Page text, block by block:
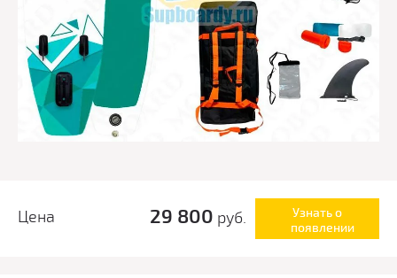
Цена 29 800 руб.
Узнать о
появлении